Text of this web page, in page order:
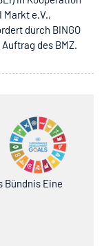
Markt e.V.,
durch BINGO
des BMZ.
Bündnis Eine